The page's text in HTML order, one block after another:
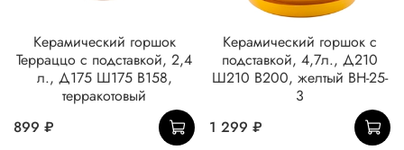
Керамический горшок
Терраццо с подставкой, 2,4
л., Д175 Ш175 В158,
терракотовый
899 ₽
Керамический горшок с
подставкой, 4,7л., Д210
Ш210 В200, желтый BH-25-
3
1 299 ₽